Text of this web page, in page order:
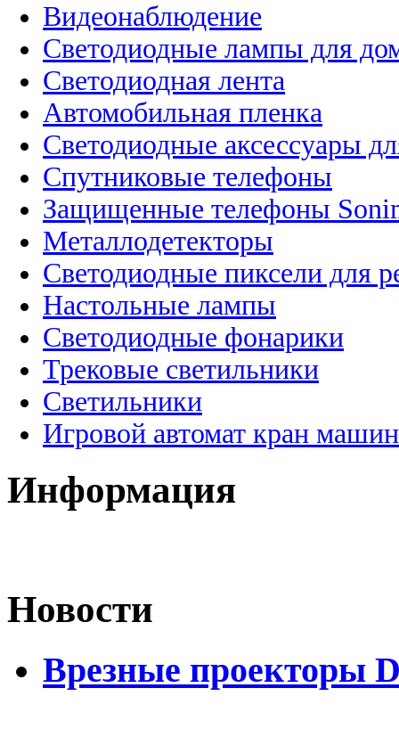
Видеонаблюдение
Светодиодные лампы для
Светодиодная лента
Автомобильная пленка
Светодиодные аксессуары
Спутниковые телефоны
Защищенные телефоны
Металлодетекторы
Светодиодные пиксели для
Настольные лампы
Светодиодные фонарики
Трековые светильники
Светильники
Игровой автомат кран
Информация
Новости
Врезные проекторы